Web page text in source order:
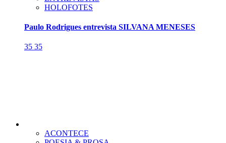
HOLOFOTES
Paulo Rodrigues entrevista SILVANA MENESES
35 35
ACONTECE